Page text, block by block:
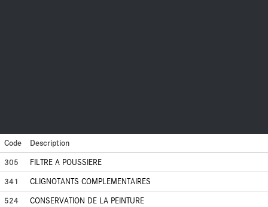
Code
Description
305
FILTRE A POUSSIERE
341
CLIGNOTANTS COMPLEMENTAIRES
524
CONSERVATION DE LA PEINTURE